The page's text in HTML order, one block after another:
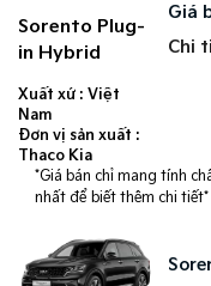
Sorento Plug-
in Hybrid
Xuất xứ : Việt
Nam
Đơn vị sản xuất :
Thaco Kia
Giá
Chi
*Giá bán chỉ mang tính
nhất để biết thêm chi tiết*